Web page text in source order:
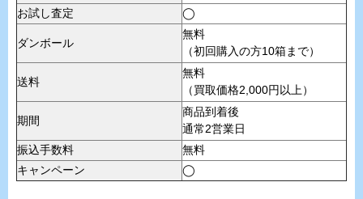
お試し査定
◯
ダンボール
無料
（初回購入の方10箱まで）
送料
無料
（買取価格2,000円以上）
期間
商品到着後
通常2営業日
振込手数料
無料
キャンペーン
◯